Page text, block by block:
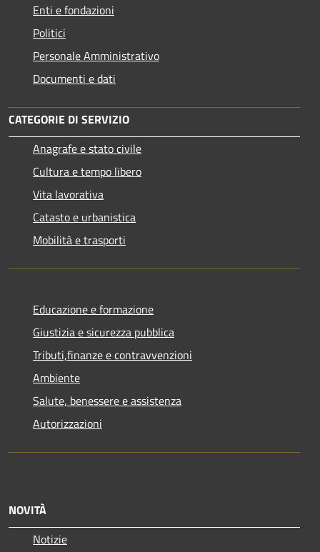
Enti e fondazioni
Politici
Personale Amministrativo
Documenti e dati
CATEGORIE DI SERVIZIO
Anagrafe e stato civile
Cultura e tempo libero
Vita lavorativa
Catasto e urbanistica
Mobilità e trasporti
Educazione e formazione
Giustizia e sicurezza pubblica
Tributi,finanze e contravvenzioni
Ambiente
Salute, benessere e assistenza
Autorizzazioni
NOVITÀ
Notizie